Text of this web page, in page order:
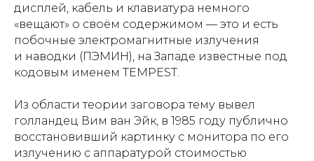
дисплей, кабель и клавиатура немного
«вещают» о своём содержимом — это и есть
побочные электромагнитные излучения
и наводки (ПЭМИН), на Западе известные под
кодовым именем TEMPEST.
Из области теории заговора тему вывел
голландец Вим ван Эйк, в 1985 году публично
восстановивший картинку с монитора по его
излучению с аппаратурой стоимостью